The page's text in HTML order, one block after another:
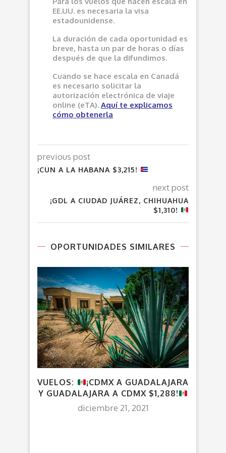
EE.UU. es necesaria la visa
estadounidense.
La duración de cada oportunidad es
breve, hasta un par de horas o días
después de que la difundimos.
Cuando se hace escala en Canadá
es necesario solicitar la
autorización electrónica de viaje
online (eTA). Aquí te explicamos
cómo obtenerla
previous post
¡CUN A LA HABANA $3,215!
next post
¡GDL A CIUDAD JUÁREZ, CHIHUAHUA
$1,310!
OPORTUNIDADES SIMILARES
VUELOS:
¡CDMX A GUADALAJARA
Y GUADALAJARA A CDMX $1,288!
diciembre 21, 2021